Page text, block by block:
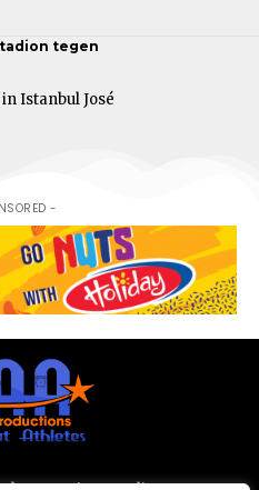
tegen
Istanbul José
-